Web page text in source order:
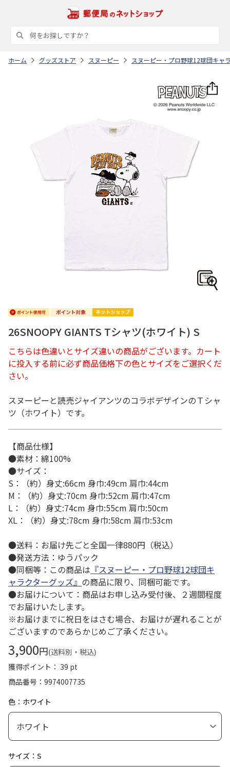
ホーム グッズストア スヌーピー スヌーピー・プロ野球12球団キャ
26SNOOPY GIANTS Tシャツ(ホワイト) S
こちらは色違いとサイズ違いの商品がございます。カート
に投入する前に必ず商品価格下の色とサイズをご選択くだ
さい。
スヌーピーと読売ジャイアンツのコラボデザインのＴシャ
ツ（ホワイト）です。
【商品仕様】
●素材：綿100%
●サイズ：
S：（約）身丈:66cm 身巾:49cm 肩巾:44cm
M：（約）身丈:70cm 身巾:52cm 肩巾:47cm
L：（約）身丈:74cm 身巾:55cm 肩巾:50cm
XL：（約）身丈:78cm 身巾:58cm 肩巾:53cm
●送料：お届け先ごと全国一律880円（税込）
●発送方法：ゆうパック
●同梱等：この商品は 『スヌーピー・プロ野球12球団キ
ャラクターグッズ』 の商品に限り、同梱可能です。
●お届けについて：商品はお申し込み受付後、２週間程度
でお届けいたします。
※お届けまでに祝日をはさむ場合、お届けが遅れることが
ございますのであらかじめご了承ください。
3,900円(送料別・税込)
獲得ポイント： 39 pt
商品番号
9974007735
色：ホワイト
サイズ：S